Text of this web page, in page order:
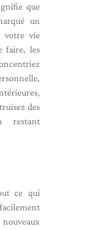
que
un
votre vie
faire, les
des
restant
ce qui